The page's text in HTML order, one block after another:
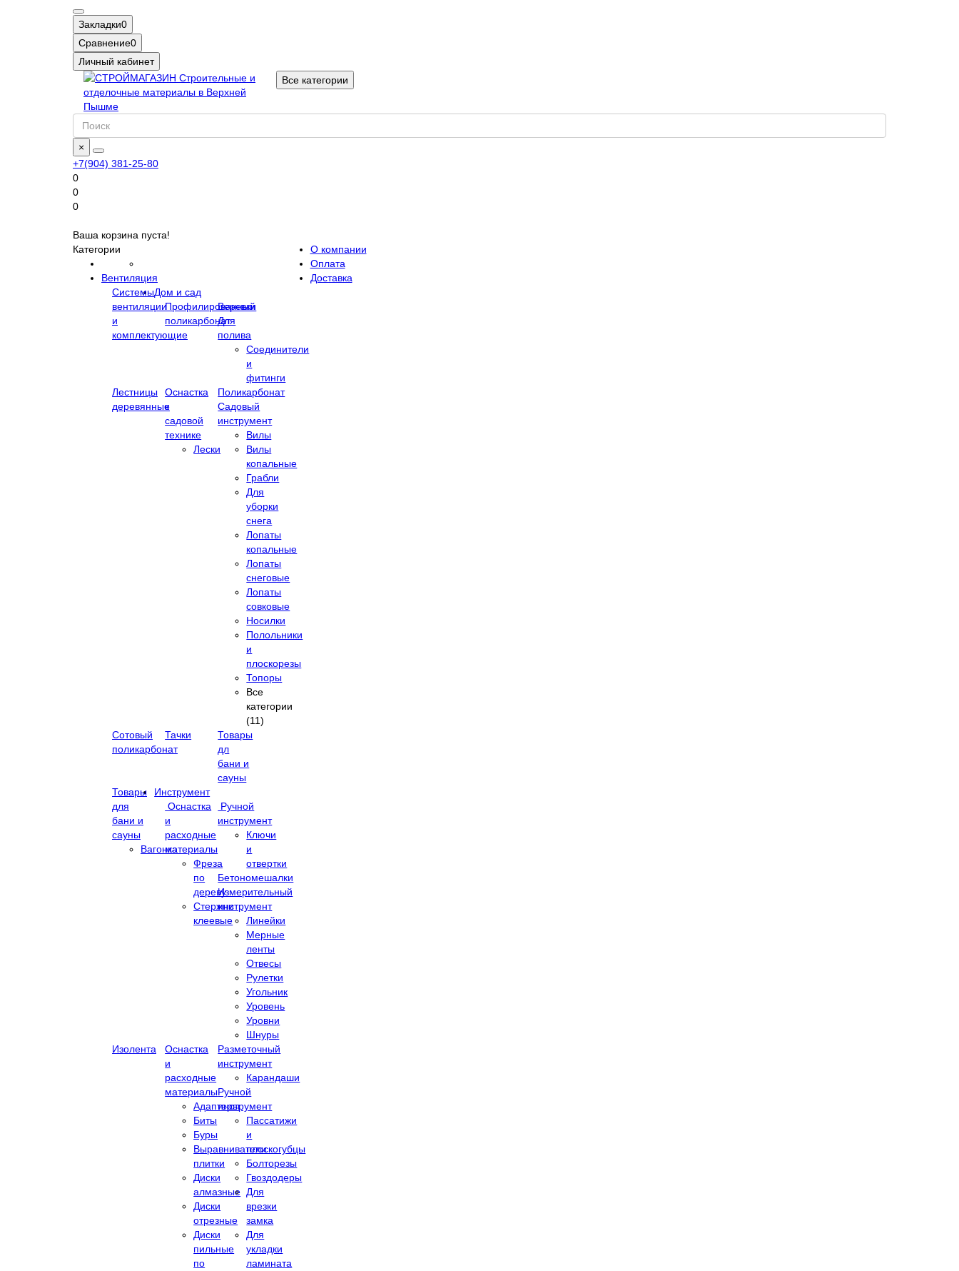
Закладки0
Сравнение0
Личный кабинет
Все категории
×
+7(904) 381-25-80
0
0
0
Ваша корзина пуста!
Категории
Вентиляция
Системы
вентиляции
и
комплектующие
Дом и сад
Профилированный
поликарбонат
Веревки
Для
полива
Соединители
и
фитинги
Лестницы
деревянные
Оснастка
к
садовой
технике
Лески
Поликарбонат
Садовый
инструмент
Вилы
Вилы
копальные
Грабли
Для
уборки
снега
Лопаты
копальные
Лопаты
снеговые
Лопаты
совковые
Носилки
Полольники
и
плоскорезы
Топоры
Все
категории
(11)
Сотовый
поликарбонат
Тачки
Товары
дл
бани и
сауны
Товары
для
бани и
сауны
Вагонка
Инструмент
Оснастка
и
расходные
материалы
Фреза
по
дереву
Стержни
клеевые
Ручной
инструмент
Ключи
и
отвертки
Бетономешалки
Измерительный
инструмент
Линейки
Мерные
ленты
Отвесы
Рулетки
Угольник
Уровень
Уровни
Шнуры
Изолента
Оснастка
и
расходные
материалы
Адаптеры
Биты
Буры
Выравниватели
плитки
Диски
алмазные
Диски
отрезные
Диски
пильные
по
Разметочный
инструмент
Карандаши
Ручной
инструмент
Пассатижи
и
плоскогубцы
Болторезы
Гвоздодеры
Для
врезки
замка
Для
укладки
ламината
О компании
Оплата
Доставка